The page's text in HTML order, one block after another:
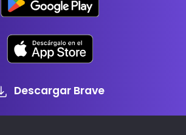
Descargar Brave